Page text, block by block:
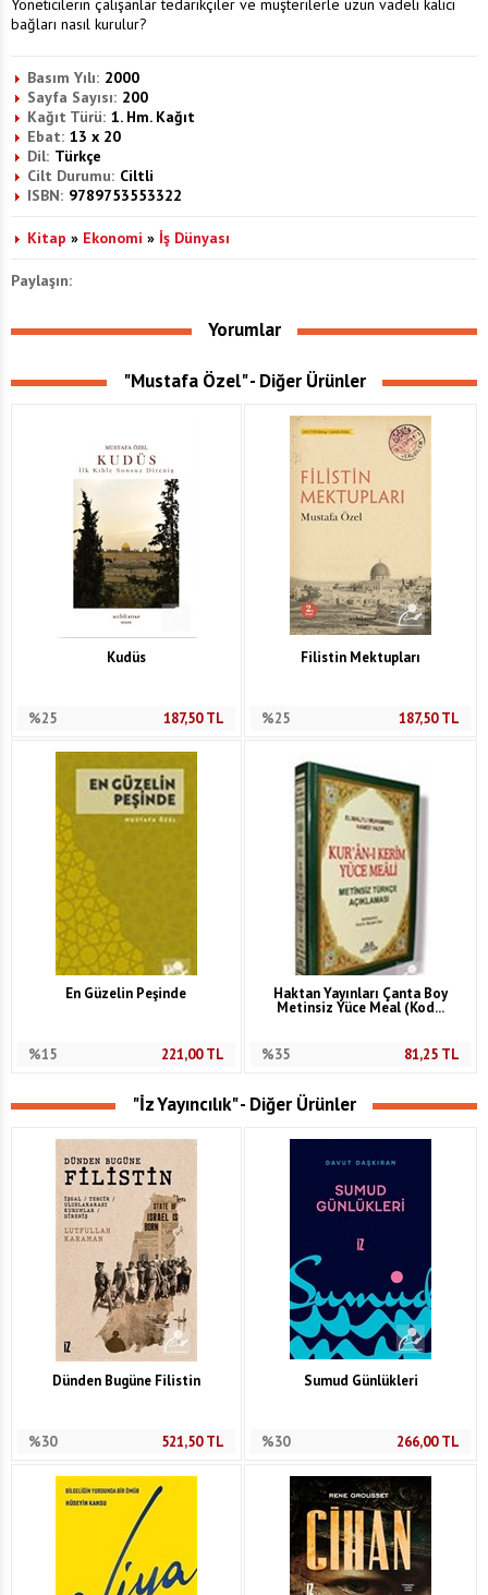
Yöneticilerin çalışanlar tedarikçiler ve müşterilerle uzun vadeli kalıcı
bağları nasıl kurulur?
Basım Yılı: 2000
Sayfa Sayısı: 200
Kağıt Türü: 1. Hm. Kağıt
Ebat: 13 x 20
Dil: Türkçe
Cilt Durumu: Ciltli
ISBN: 9789753553322
Kitap » Ekonomi » İş Dünyası
Paylaşın:
Yorumlar
"Mustafa Özel" - Diğer Ürünler
Kudüs
%25 187,50TL
Filistin Mektupları
%25 187,50TL
En Güzelin Peşinde
%15 221,00TL
Haktan Yayınları Çanta Boy
Metinsiz Yüce Meal (Kod...
%35 81,25 TL
"İz Yayıncılık" - Diğer Ürünler
Dünden Bugüne Filistin
%30 521,50TL
Sumud Günlükleri
%30 266,00TL